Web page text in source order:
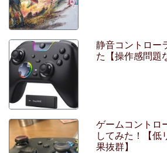
静音コントロー
た【操作感問題
ゲームコントロ
してみた！【低
果抜群】